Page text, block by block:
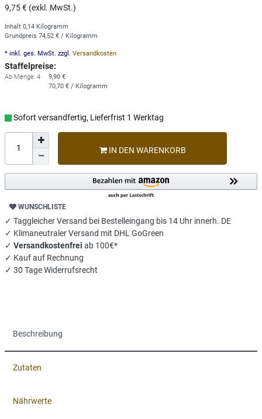
9,75 € (exkl. MwSt.)
Inhalt 0,14 Kilogramm
Grundpreis 74,52 € / Kilogramm
* inkl. ges. MwSt. zzgl. Versandkosten
Staffelpreise:
Ab Menge: 4
9,90 €
70,70 € / Kilogramm
Sofort versandfertig, Lieferfrist 1 Werktag
IN DEN WARENKORB
WUNSCHLISTE
✓ Taggleicher Versand bei Bestelleingang bis 14 Uhr innerh. DE
✓ Klimaneutraler Versand mit DHL GoGreen
✓ Versandkostenfrei ab 100€*
✓ Kauf auf Rechnung
✓ 30 Tage Widerrufsrecht
Beschreibung
Zutaten
Nährwerte